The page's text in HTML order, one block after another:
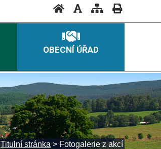
OBECNÍ ÚŘAD
Titulní stránka > Fotogalerie z akcí